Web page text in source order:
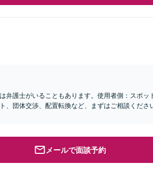
弁護士がいることもあります。使用者側：スポッ
、団体交渉、配置転換など、まずはご相談くださ
メールで面談予約